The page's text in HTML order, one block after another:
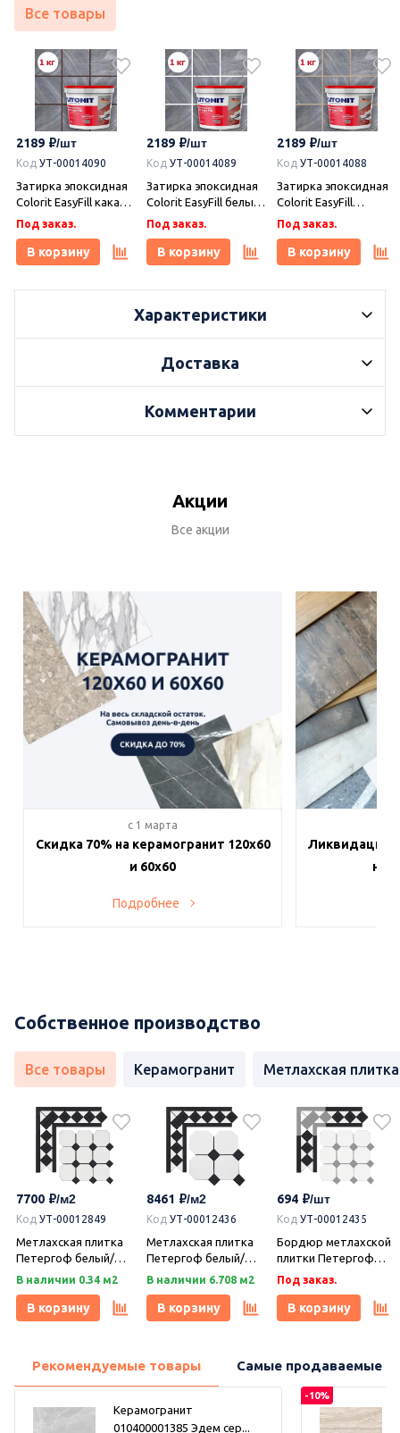
Все товары
2189
Код УТ-00014090
Затирка эпоксидная
Colorit EasyFill какао 1
кг, Плитонит
Под заказ.
В корзину
2189
Код УТ-00014089
Затирка эпоксидная
Colorit EasyFill белый
1 кг, Плитонит
Под заказ.
В корзину
2189
Код УТ-00014088
Затирка эпоксидная
Colorit EasyFill
бежевый 1 кг,
Плитонит
Под заказ.
В корзину
Характеристики
Доставка
Комментарии
Акции
Все акции
c 1 марта
Скидка 70% на керамогранит 120х60
и 60х60
Подробнее
Ликвидация
на
Собственное производство
Все товары Керамогранит Метлахская плитка
7700
Код УТ-00012849
Метлахская плитка
Петергоф белый/
черный (001/013)
(Керамарк)
В наличии 0.34 м2
В корзину
8461
Код УТ-00012436
Метлахская плитка
Петергоф белый/
черный (001/013)
(Керамарк)
В наличии 6.708 м2
В корзину
694
Код УТ-00012435
Бордюр метлахской
плитки Петергоф
белый/черный
(001/013) 30,9х15,8,
Keramark (Керамарк)
Под заказ.
В корзину
Рекомендуемые товары Самые продаваемые
Керамогранит
010400001385 Эдем сер...
-10%